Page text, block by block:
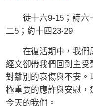
徒十六9-15；詩六
二5；約十四23-29
在復活期中，我們
經文卻帶我們回到主
對離別的哀傷與不安。
極重要的應許與安慰，
今天的我們。